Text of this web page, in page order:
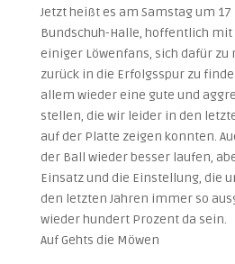
Jetzt heißt es am Samstag um
Bundschuh-Halle, hoffentlich
einiger Löwenfans, sich dafür zu
zurück in die Erfolgsspur zu
allem wieder eine gute und
stellen, die wir leider in den
auf der Platte zeigen konnten.
der Ball wieder besser laufen,
Einsatz und die Einstellung, die
den letzten Jahren immer so
wieder hundert Prozent da sein.
Auf Gehts die Möwen